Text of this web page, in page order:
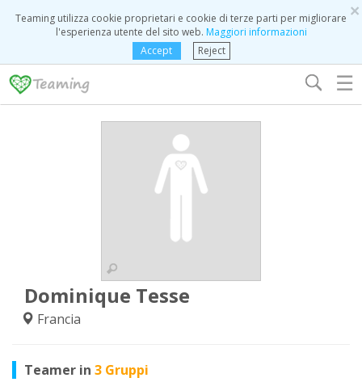
×
Teaming utilizza cookie proprietari e cookie di terze parti per migliorare
l'esperienza utente del sito web. Maggiori informazioni
Accept
Reject
☰
Dominique Tesse
Francia
Teamer in 3 Gruppi